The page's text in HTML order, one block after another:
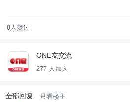
0人赞过
ONE友交流
277 人加入
全部回复 只看楼主